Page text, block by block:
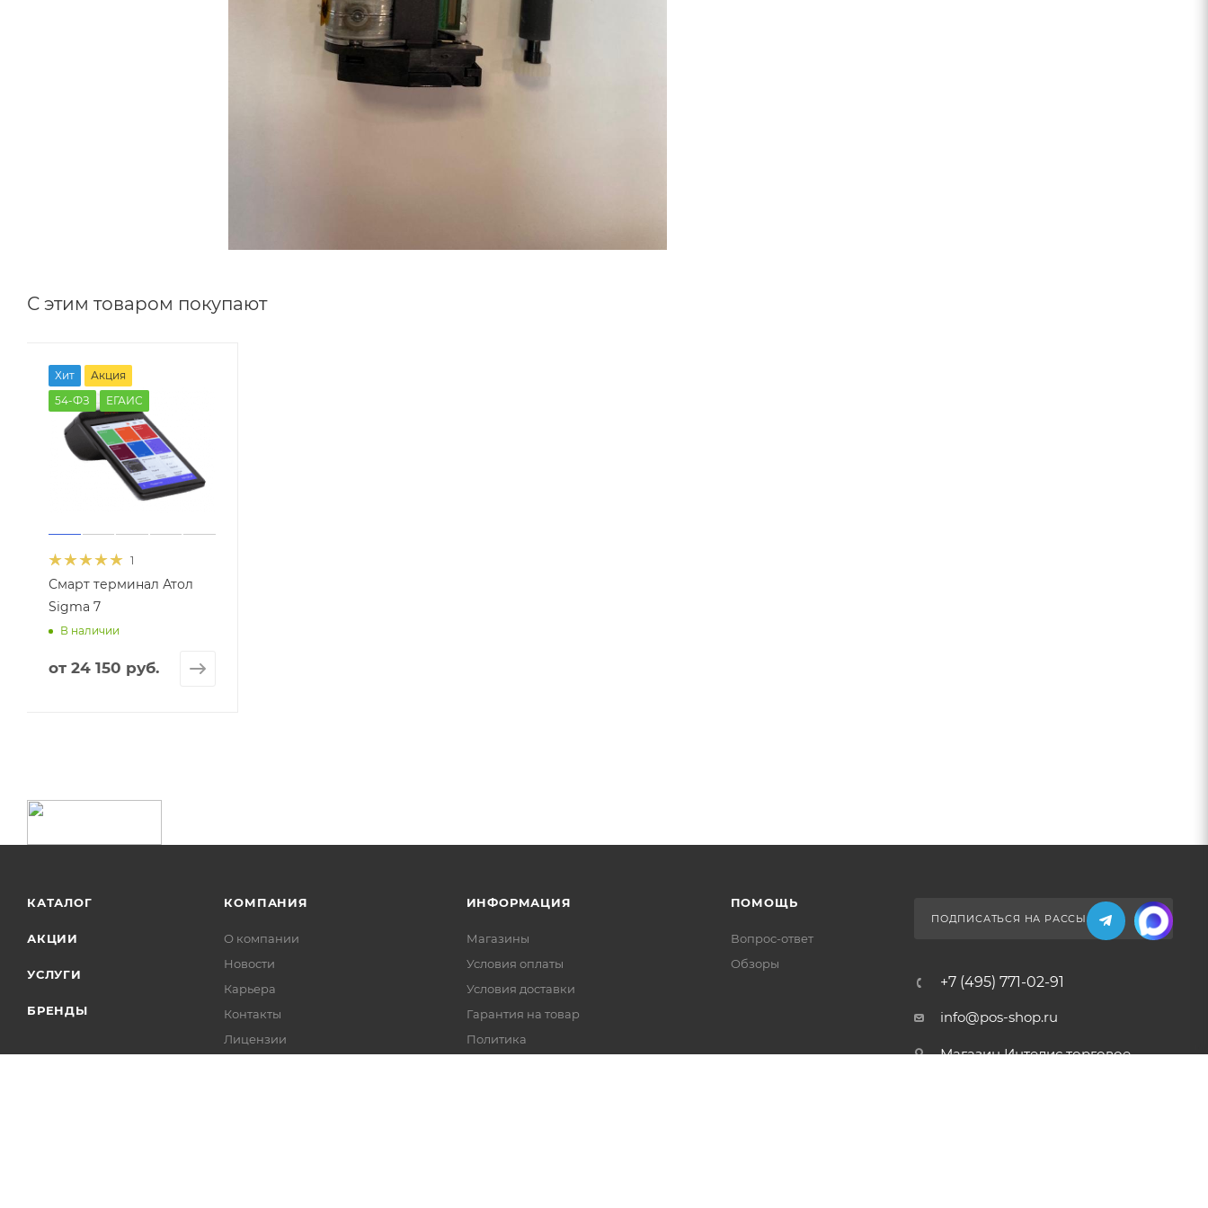
С этим товаром покупают
Хит
Акция
54-ФЗ
ЕГАИС
1
Смарт терминал Атол
Sigma 7
В наличии
от 24 150 руб.
КАТАЛОГ
АКЦИИ
УСЛУГИ
БРЕНДЫ
КОМПАНИЯ
О компании
Новости
Карьера
Контакты
Лицензии
ИНФОРМАЦИЯ
Магазины
Условия оплаты
Условия доставки
Гарантия на товар
Политика
ПОМОЩЬ
Вопрос-ответ
Обзоры
ПОДПИСАТЬСЯ НА РАССЫЛКУ
+7 (495) 771-02-91
info@pos-shop.ru
Магазин Интелис торговое